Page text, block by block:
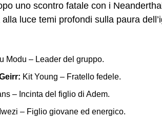
uno scontro fatale con i
luce temi profondi sulla paura
Modu – Leader del gruppo.
Kit Young – Fratello fedele.
– Incinta del figlio di Adem.
– Figlio giovane ed energico.